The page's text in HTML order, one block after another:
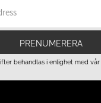
PRENUMERERA
behandlas i enlighet med vår